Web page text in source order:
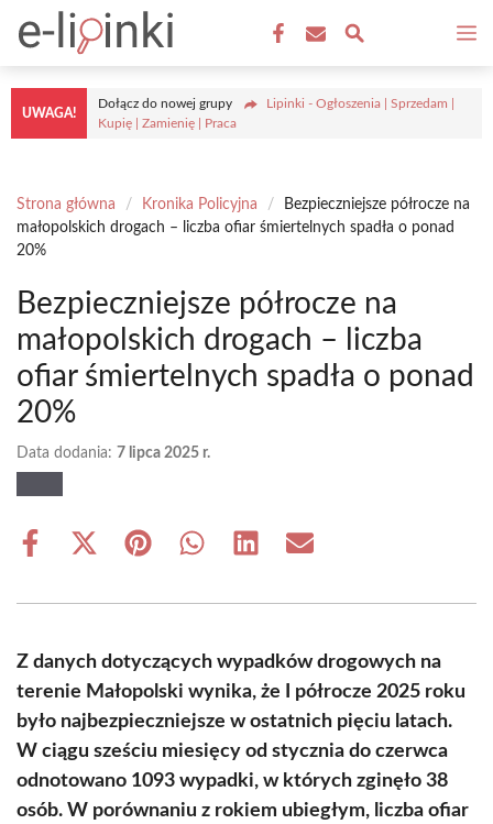
treści
UWAGA!
Dołącz do nowej grupy
Lipinki - Ogłoszenia | Sprzedam |
Kupię | Zamienię | Praca
Strona główna / Kronika Policyjna /
Bezpieczniejsze półrocze na
małopolskich drogach – liczba ofiar śmiertelnych spadła o ponad
20%
Bezpieczniejsze półrocze na
małopolskich drogach – liczba
ofiar śmiertelnych spadła o ponad
20%
Data dodania: 7 lipca 2025 r.
Share
Share
(Twitter)
Share Share Share Share
Z danych dotyczących wypadków drogowych na
terenie Małopolski wynika, że I półrocze 2025 roku
było najbezpieczniejsze w ostatnich pięciu latach.
W ciągu sześciu miesięcy od stycznia do czerwca
odnotowano 1093 wypadki, w których zginęło 38
osób. W porównaniu z rokiem ubiegłym, liczba ofiar